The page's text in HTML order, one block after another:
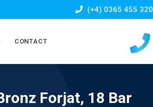
(+4) 0365 455 320
CONTACT
Forjat, 18 Bar